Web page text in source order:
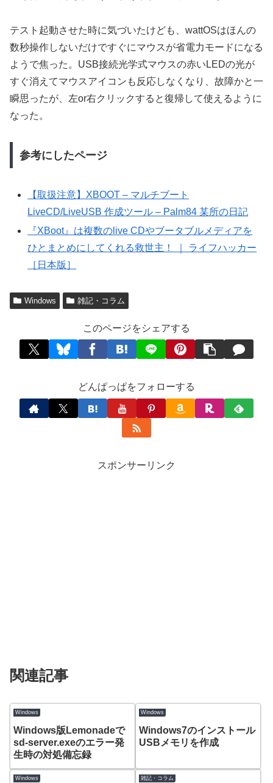
テスト起動させた時に気づいたけども、wattOSはほんの
数秒操作しないだけですぐにマウスが省電力モードになる
ようで焦った。USB接続光学式マウスの赤いLEDの光が
すぐ消えてマウスアイコンも反応しなくなり、故障かと一
瞬思ったが、左or右クリックすると復帰して使えるように
なった。
参考にしたページ
【取扱注意】XBOOT – マルチブート
LiveCD/LiveUSB 作成ツール – Palm84 某所の日記
『XBoot』は複数のlive CDやブータブルメディアを
ひとまとめにしてくれる救世主！ ｜ ライフハッカー
［日本版］
Windows 雑記・コラム
このページをシェアする
どんぱっぱをフォローする
スポンサーリンク
関連記事
Windows
Windows版Lemonadeで
sd-server.exeのエラー発
生時の対処備忘録
Windows
Windows7のインストール
USBメモリを作成
Windows 雑記・コラム